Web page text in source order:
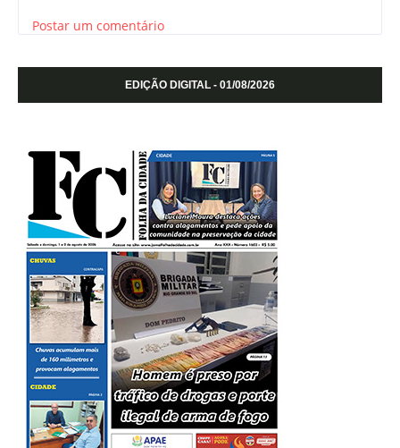
Postar um comentário
EDIÇÃO DIGITAL - 01/08/2026